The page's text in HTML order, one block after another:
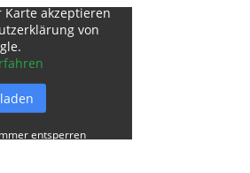
akzeptieren
von
entsperren